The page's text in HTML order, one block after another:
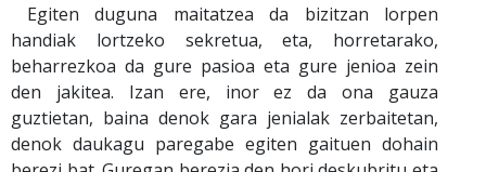
Egiten duguna maitatzea da bizitzan lorpen
handiak lortzeko sekretua, eta, horretarako,
beharrezkoa da gure pasioa eta gure jenioa zein
den jakitea. Izan ere, inor ez da ona gauza
guztietan, baina denok gara jenialak zerbaitetan,
denok daukagu paregabe egiten gaituen dohain